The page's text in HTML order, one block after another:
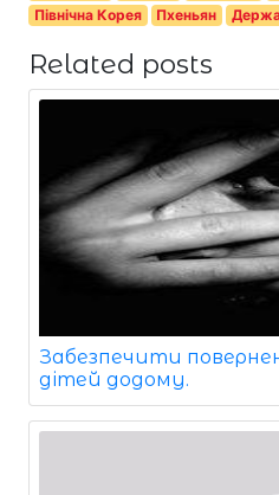
Північна Корея
Пхеньян
Related posts
Забезпечити
дітей додому.